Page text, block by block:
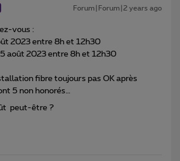
Forum|Forum|2 years ago
vous :
2023 entre 8h et 12h30
août 2023 entre 8h et 12h30
fibre toujours pas OK après
5 non honorés…
peut-être ?